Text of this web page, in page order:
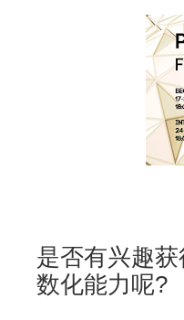
是否有兴趣
数化能力呢?